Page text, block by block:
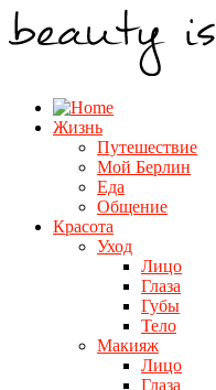
Жизнь
Путешествие
Мой Берлин
Еда
Общение
Красота
Уход
Лицо
Глаза
Губы
Тело
Макияж
Лицо
Глаза